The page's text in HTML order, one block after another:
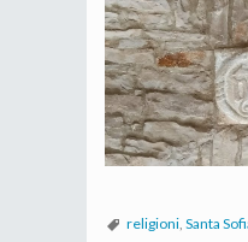
religioni, Santa